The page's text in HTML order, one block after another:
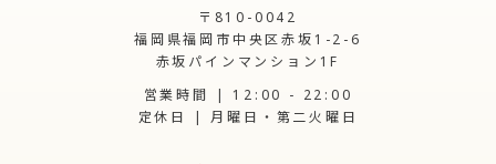
〒810-0042
福岡県福岡市中央区赤坂1-2-6
赤坂パインマンション1F
営業時間 | 12:00 - 22:00
定休日 | 月曜日・第二火曜日